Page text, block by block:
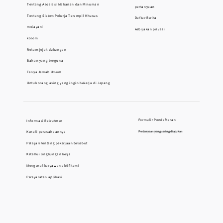
Informasi Rekrutmen
Kenali perusahaannya
Pelajari tentang pekerjaan tersebut
Ketahui lingkungan kerja
Mengenal karyawan aktif kami
Persyaratan aplikasi
Formulir Pendaftaran
Pertanyaan yang sering diajukan
Tentang Asosiasi Makanan dan Minuman
Tentang Sistem Pekerja Terampil Khusus
melayani
kolom
Rekam jejak dukungan
Bahan yang berguna
Tanya Jawab Umum
Untuk orang asing yang ingin bekerja di Jepang
pertanyaan
Daftar Berita
kebijakan privasi